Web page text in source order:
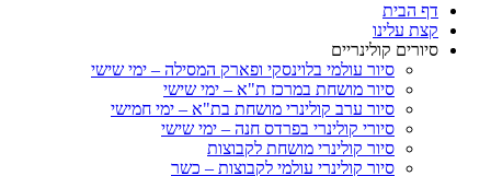
דף הבית
קצת עלינו
סיורים קולינריים
סיור עולמי בלוינסקי ופארק המסילה – ימי שישי
סיור מושחת במרכז ת"א – ימי שישי
סיור ערב קולינרי מושחת בת"א – ימי חמישי
סיורי קולינרי בפרדס חנה – ימי שישי
סיור קולינרי מושחת לקבוצות
סיור קולינרי עולמי לקבוצות – כשר